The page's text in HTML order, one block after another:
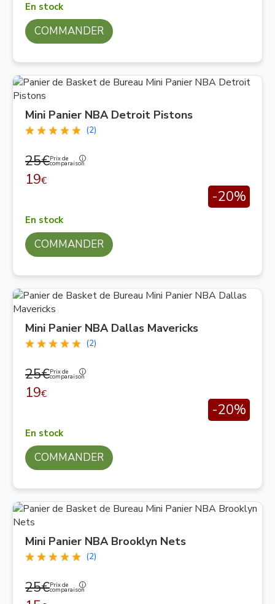
En stock
COMMANDER
Mini Panier NBA Detroit Pistons
(2)
25€Prix de
comparaison
19€
-20%
En stock
COMMANDER
Mini Panier NBA Dallas Mavericks
(2)
25€Prix de
comparaison
19€
-20%
En stock
COMMANDER
Mini Panier NBA Brooklyn Nets
(2)
25€Prix de
comparaison